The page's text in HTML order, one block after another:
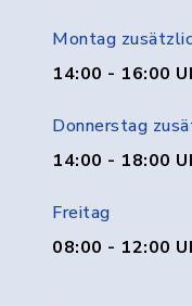
Montag
14:00 - 16:00
Donnerstag
14:00 - 18:00
Freitag
08:00 - 12:00